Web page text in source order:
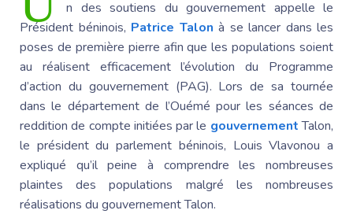
n des soutiens du gouvernement appelle le
Président béninois, Patrice Talon à se lancer dans les
poses de première pierre afin que les populations soient
au réalisent efficacement l’évolution du Programme
d’action du gouvernement (PAG). Lors de sa tournée
dans le département de l’Ouémé pour les séances de
reddition de compte initiées par le gouvernementTalon,
le président du parlement béninois, Louis Vlavonou a
expliqué qu’il peine à comprendre les nombreuses
plaintes des populations malgré les nombreuses
réalisations du gouvernement Talon.